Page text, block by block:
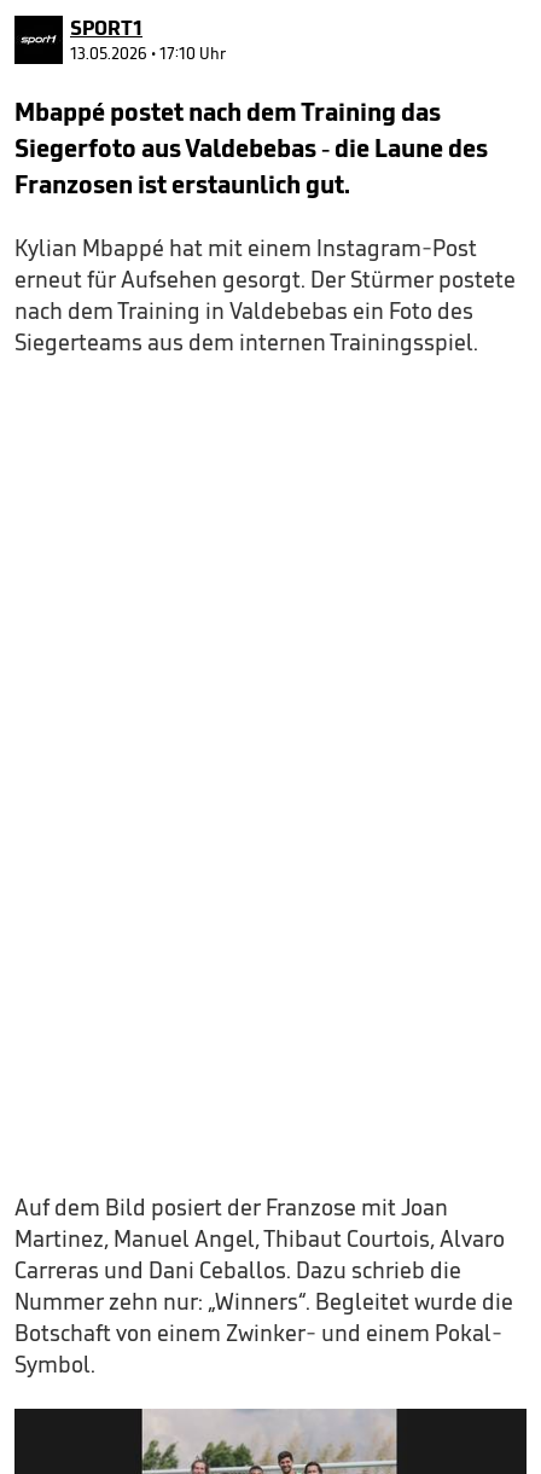
seconds
of
57
seconds
SPORT1
13.05.2026 • 17:10 Uhr
Mbappé postet nach dem Training das
Siegerfoto aus Valdebebas - die Laune des
Franzosen ist erstaunlich gut.
Kylian Mbappé hat mit einem Instagram-Post
erneut für Aufsehen gesorgt. Der Stürmer postete
nach dem Training in Valdebebas ein Foto des
Siegerteams aus dem internen Trainingsspiel.
Auf dem Bild posiert der Franzose mit Joan
Martinez, Manuel Angel, Thibaut Courtois, Alvaro
Carreras und Dani Ceballos. Dazu schrieb die
Nummer zehn nur: „Winners“. Begleitet wurde die
Botschaft von einem Zwinker- und einem Pokal-
Symbol.